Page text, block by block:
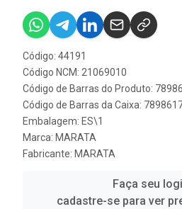
Código: 44191
Código NCM: 21069010
Código de Barras do Produto:
Código de Barras da Caixa:
Embalagem: ES\1
Marca: MARATA
Fabricante: MARATA
Faça seu
cadastre-se para ver